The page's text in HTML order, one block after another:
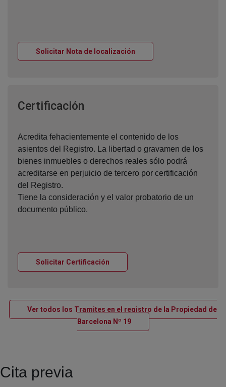
Solicitar Nota de localización
Certificación
Acredita fehacientemente el contenido de los
asientos del Registro. La libertad o gravamen de los
bienes inmuebles o derechos reales sólo podrá
acreditarse en perjuicio de tercero por certificación
del Registro.
Tiene la consideración y el valor probatorio de un
documento público.
Solicitar Certificación
Ver todos los Tramites en el registro de la Propiedad de
Barcelona Nº 19Ventana nueva
Cita previa